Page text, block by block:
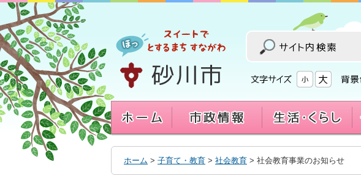
へ
移
動
す
る
ホーム > 子育て・教育 > 社会教育 > 社会教育事業のお知らせ